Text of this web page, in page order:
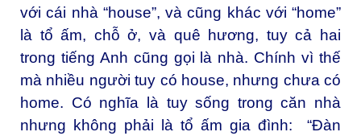
với cái nhà “house”, và cũng khác với “home”
là tổ ấm, chỗ ở, và quê hương, tuy cả hai
trong tiếng Anh cũng gọi là nhà. Chính vì thế
mà nhiều người tuy có house, nhưng chưa có
home. Có nghĩa là tuy sống trong căn nhà
nhưng không phải là tổ ấm gia đình: “Đàn